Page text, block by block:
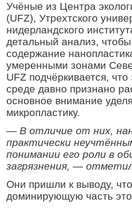
Учёные из Центра
(UFZ), Утрехтского
нидерландского
детальный анализ,
содержание
умеренными зонами
UFZ подчёркивается,
среде давно признано
основное внимание
микропластику.
— В отличие от них,
практически
понимании его роли в
загрязнения, —
Они пришли к выводу,
доминирующую часть